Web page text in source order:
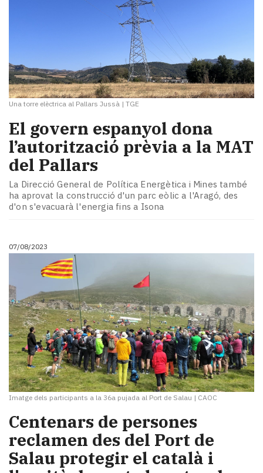
Una torre elèctrica al Pallars Jussà | TGE
El govern espanyol dona
l’autorització prèvia a la MAT
del Pallars
La Direcció General de Política Energètica i Mines també
ha aprovat la construcció d'un parc eòlic a l'Aragó, des
d'on s'evacuarà l'energia fins a Isona
07/08/2023
Imatge dels participants a la 36a pujada al Port de Salau | CAOC
Centenars de persones
reclamen des del Port de
Salau protegir el català i